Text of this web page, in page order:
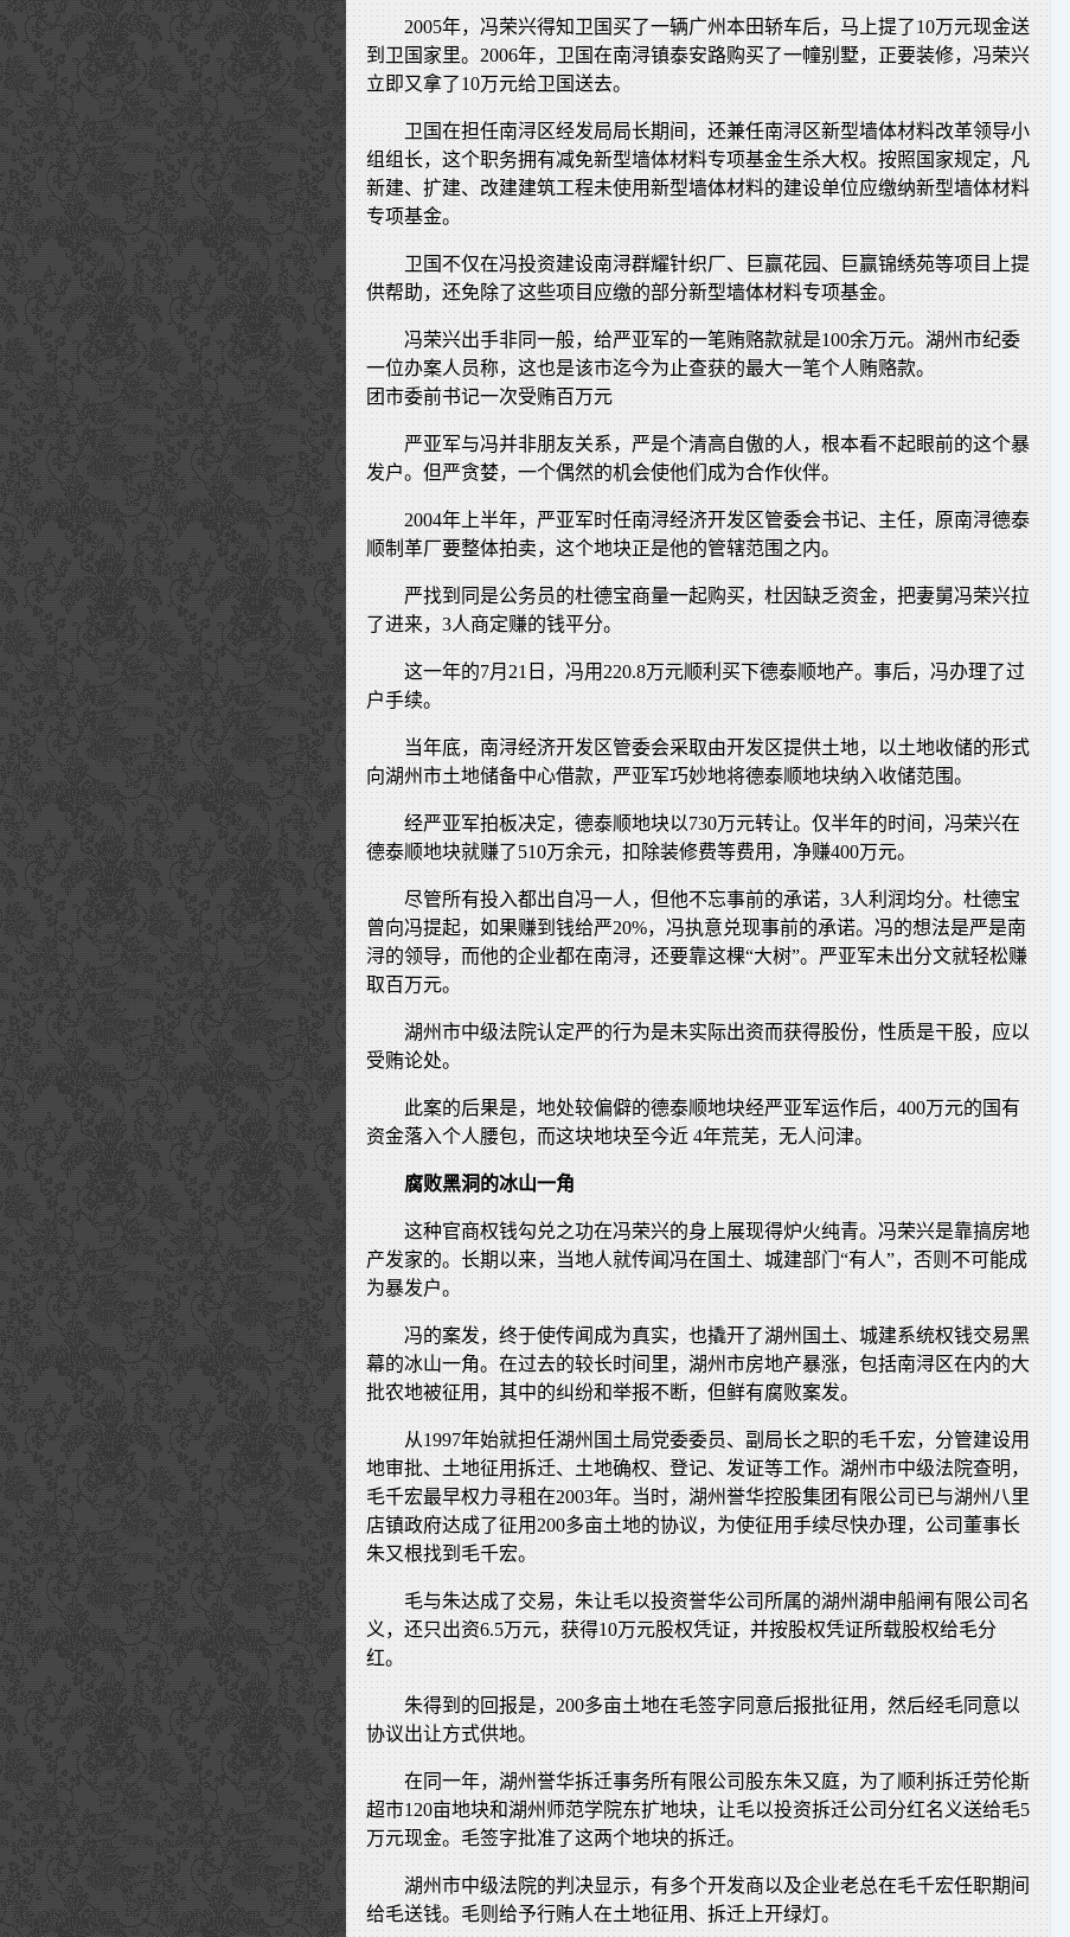
2005年，冯荣兴得知卫国买了一辆广州本田轿车后，马上提了10万元现金送
到卫国家里。2006年，卫国在南浔镇泰安路购买了一幢别墅，正要装修，冯荣兴
立即又拿了10万元给卫国送去。
卫国在担任南浔区经发局局长期间，还兼任南浔区新型墙体材料改革领导小
组组长，这个职务拥有减免新型墙体材料专项基金生杀大权。按照国家规定，凡
新建、扩建、改建建筑工程未使用新型墙体材料的建设单位应缴纳新型墙体材料
专项基金。
卫国不仅在冯投资建设南浔群耀针织厂、巨赢花园、巨赢锦绣苑等项目上提
供帮助，还免除了这些项目应缴的部分新型墙体材料专项基金。
冯荣兴出手非同一般，给严亚军的一笔贿赂款就是100余万元。湖州市纪委
一位办案人员称，这也是该市迄今为止查获的最大一笔个人贿赂款。
团市委前书记一次受贿百万元
严亚军与冯并非朋友关系，严是个清高自傲的人，根本看不起眼前的这个暴
发户。但严贪婪，一个偶然的机会使他们成为合作伙伴。
2004年上半年，严亚军时任南浔经济开发区管委会书记、主任，原南浔德泰
顺制革厂要整体拍卖，这个地块正是他的管辖范围之内。
严找到同是公务员的杜德宝商量一起购买，杜因缺乏资金，把妻舅冯荣兴拉
了进来，3人商定赚的钱平分。
这一年的7月21日，冯用220.8万元顺利买下德泰顺地产。事后，冯办理了过
户手续。
当年底，南浔经济开发区管委会采取由开发区提供土地，以土地收储的形式
向湖州市土地储备中心借款，严亚军巧妙地将德泰顺地块纳入收储范围。
经严亚军拍板决定，德泰顺地块以730万元转让。仅半年的时间，冯荣兴在
德泰顺地块就赚了510万余元，扣除装修费等费用，净赚400万元。
尽管所有投入都出自冯一人，但他不忘事前的承诺，3人利润均分。杜德宝
曾向冯提起，如果赚到钱给严20%，冯执意兑现事前的承诺。冯的想法是严是南
浔的领导，而他的企业都在南浔，还要靠这棵“大树”。严亚军未出分文就轻松赚
取百万元。
湖州市中级法院认定严的行为是未实际出资而获得股份，性质是干股，应以
受贿论处。
此案的后果是，地处较偏僻的德泰顺地块经严亚军运作后，400万元的国有
资金落入个人腰包，而这块地块至今近 4年荒芜，无人问津。
腐败黑洞的冰山一角
这种官商权钱勾兑之功在冯荣兴的身上展现得炉火纯青。冯荣兴是靠搞房地
产发家的。长期以来，当地人就传闻冯在国土、城建部门“有人”，否则不可能成
为暴发户。
冯的案发，终于使传闻成为真实，也撬开了湖州国土、城建系统权钱交易黑
幕的冰山一角。在过去的较长时间里，湖州市房地产暴涨，包括南浔区在内的大
批农地被征用，其中的纠纷和举报不断，但鲜有腐败案发。
从1997年始就担任湖州国土局党委委员、副局长之职的毛千宏，分管建设用
地审批、土地征用拆迁、土地确权、登记、发证等工作。湖州市中级法院查明，
毛千宏最早权力寻租在2003年。当时，湖州誉华控股集团有限公司已与湖州八里
店镇政府达成了征用200多亩土地的协议，为使征用手续尽快办理，公司董事长
朱又根找到毛千宏。
毛与朱达成了交易，朱让毛以投资誉华公司所属的湖州湖申船闸有限公司名
义，还只出资6.5万元，获得10万元股权凭证，并按股权凭证所载股权给毛分
红。
朱得到的回报是，200多亩土地在毛签字同意后报批征用，然后经毛同意以
协议出让方式供地。
在同一年，湖州誉华拆迁事务所有限公司股东朱又庭，为了顺利拆迁劳伦斯
超市120亩地块和湖州师范学院东扩地块，让毛以投资拆迁公司分红名义送给毛5
万元现金。毛签字批准了这两个地块的拆迁。
湖州市中级法院的判决显示，有多个开发商以及企业老总在毛千宏任职期间
给毛送钱。毛则给予行贿人在土地征用、拆迁上开绿灯。